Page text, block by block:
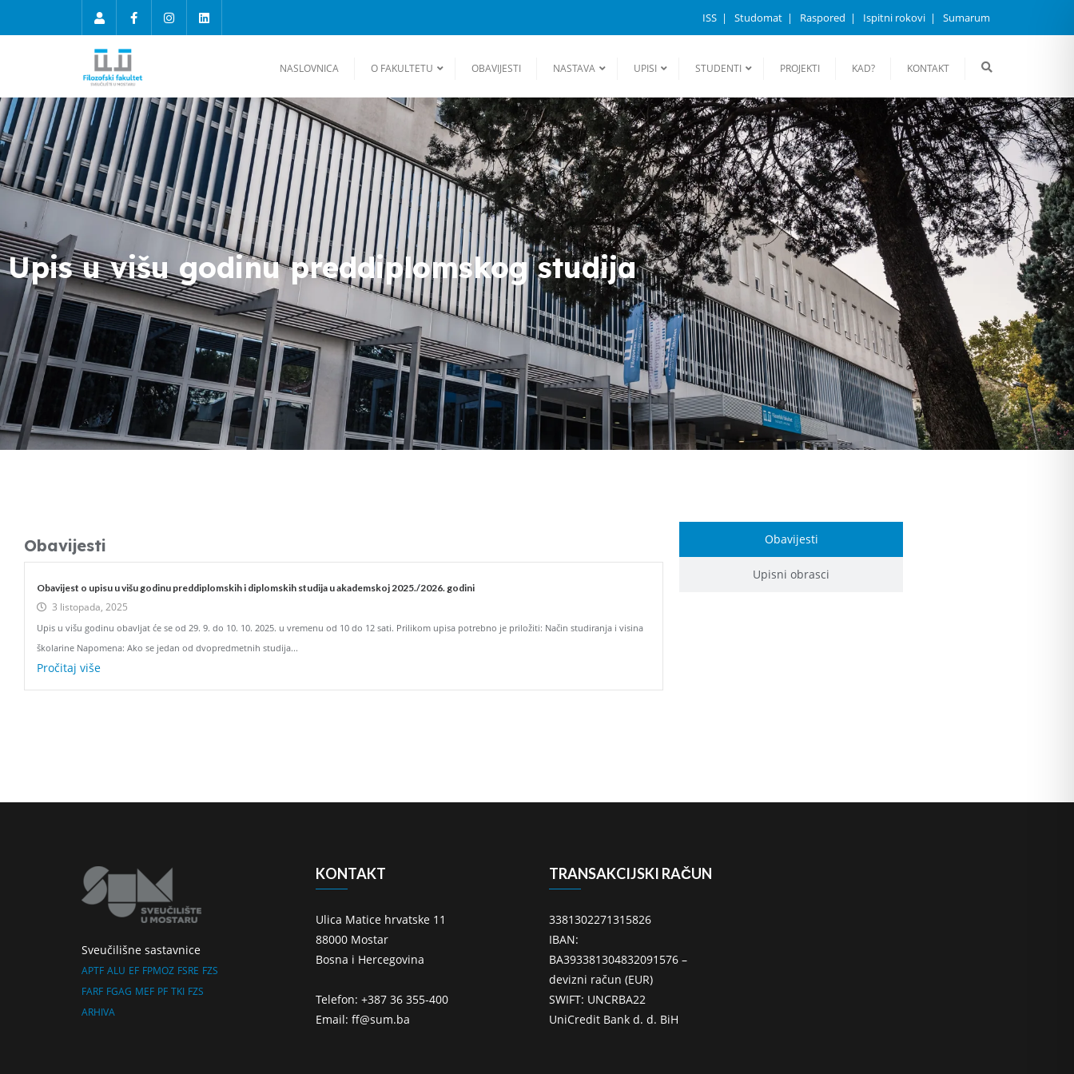
ISS Studomat Raspored Ispitni rokovi Sumarum
NASLOVNICA O FAKULTETU OBAVIJESTI NASTAVA UPISI STUDENTI PROJEKTI KAD? KONTAKT
Upis u višu godinu preddiplomskog studija
Obavijesti
Upisni obrasci
Obavijesti
Obavijest o upisu u višu godinu preddiplomskih i diplomskih studija u akademskoj 2025./2026. godini
3 listopada, 2025
Upis u višu godinu obavljat će se od 29. 9. do 10. 10. 2025. u vremenu od 10 do 12 sati. Prilikom upisa potrebno je priložiti: Način studiranja i visina
školarine Napomena: Ako se jedan od dvopredmetnih studija...
Pročitaj više
Sveučilišne sastavnice
APTF ALU EF FPMOZ FSRE FZS
FARF FGAG MEF PF TKI FZS
ARHIVA
KONTAKT
Ulica Matice hrvatske 11
88000 Mostar
Bosna i Hercegovina
Telefon: +387 36 355-400
Email: ff@sum.ba
TRANSAKCIJSKI RAČUN
3381302271315826
IBAN:
BA393381304832091576 –
devizni račun (EUR)
SWIFT: UNCRBA22
UniCredit Bank d. d. BiH